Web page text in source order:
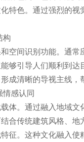
特色。通过强烈的
构
空间识别功能。通
够引导人们顺利到
成清晰的导视主线，
感认同
体。通过融入地域
合传统建筑风格、
征。这种文化融入